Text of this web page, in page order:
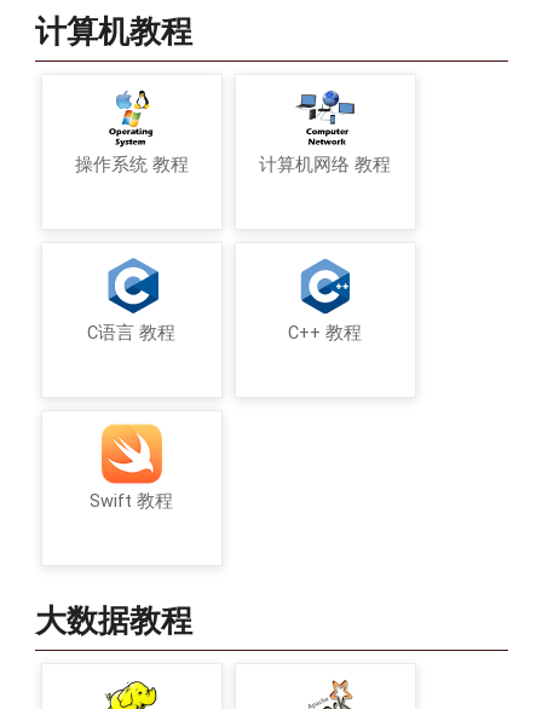
计算机教程
操作系统 教程 计算机网络 教程
C语言 教程 C++ 教程
Swift 教程
大数据教程